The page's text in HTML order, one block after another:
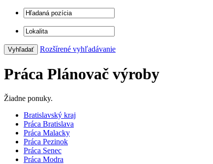
Rozšírené vyhľadávanie
Práca Plánovač výroby
Žiadne ponuky.
Bratislavský kraj
Práca Bratislava
Práca Malacky
Práca Pezinok
Práca Senec
Práca Modra